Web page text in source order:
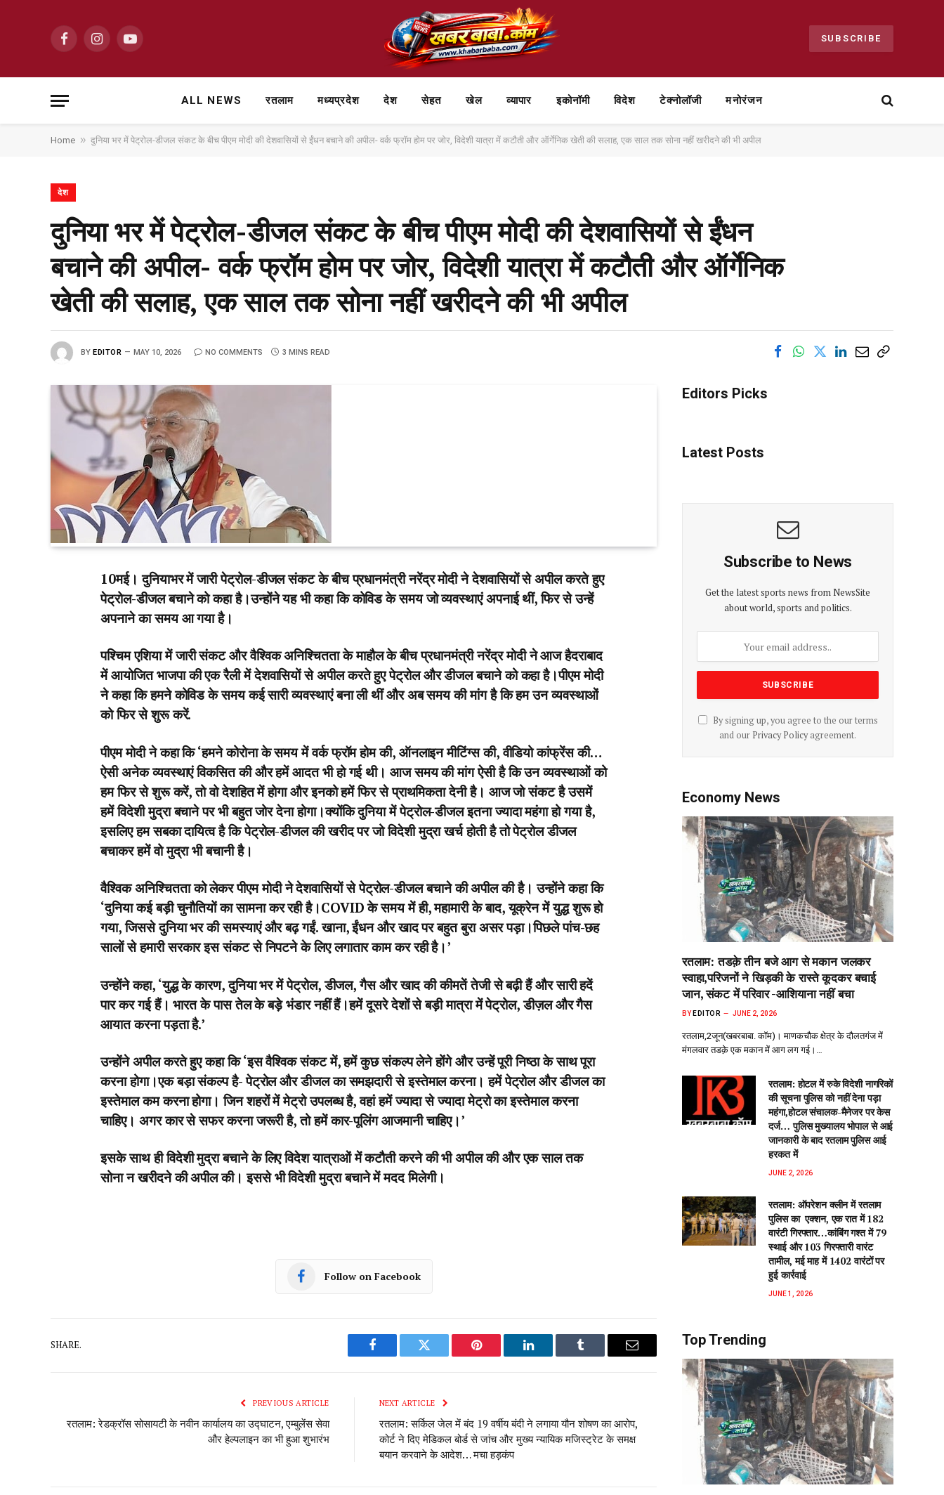
FacebookInstagramYouTube SUBSCRIBE
ALL NEWS रतलाम मध्यप्रदेश देश सेहत खेल व्यापार ⁠इकोनॉमी विदेश टेक्नोलॉजी मनोरंजन
Home » दुनिया भर में पेट्रोल-डीजल संकट के बीच पीएम मोदी की देशवासियों से ईंधन बचाने की अपील- वर्क फ्रॉम होम पर जोर, विदेशी यात्रा में कटौती और ऑर्गेनिक खेती की सलाह, एक साल तक सोना नहीं खरीदने की भी अपील
देश
दुनिया भर में पेट्रोल-डीजल संकट के बीच पीएम मोदी की देशवासियों से ईंधन
बचाने की अपील- वर्क फ्रॉम होम पर जोर, विदेशी यात्रा में कटौती और ऑर्गेनिक
खेती की सलाह, एक साल तक सोना नहीं खरीदने की भी अपील
BY EDITOR MAY 10, 2026 NO COMMENTS 3 MINS READ
10मई। दुनियाभर में जारी पेट्रोल-डीजल संकट के बीच प्रधानमंत्री नरेंद्र मोदी ने देशवासियों से अपील करते हुए
पेट्रोल-डीजल बचाने को कहा है।उन्होंने यह भी कहा कि कोविड के समय जो व्यवस्थाएं अपनाई थीं, फिर से उन्हें
अपनाने का समय आ गया है।
पश्चिम एशिया में जारी संकट और वैश्विक अनिश्चितता के माहौल के बीच प्रधानमंत्री नरेंद्र मोदी ने आज हैदराबाद
में आयोजित भाजपा की एक रैली में देशवासियों से अपील करते हुए पेट्रोल और डीजल बचाने को कहा है।पीएम मोदी
ने कहा कि हमने कोविड के समय कई सारी व्यवस्थाएं बना ली थीं और अब समय की मांग है कि हम उन व्यवस्थाओं
को फिर से शुरू करें.
पीएम मोदी ने कहा कि ‘हमने कोरोना के समय में वर्क फ्रॉम होम की, ऑनलाइन मीटिंग्स की, वीडियो कांफ्रेंस की…
ऐसी अनेक व्यवस्थाएं विकसित की और हमें आदत भी हो गई थी। आज समय की मांग ऐसी है कि उन व्यवस्थाओं को
हम फिर से शुरू करें, तो वो देशहित में होगा और इनको हमें फिर से प्राथमिकता देनी है। आज जो संकट है उसमें
हमें विदेशी मुद्रा बचाने पर भी बहुत जोर देना होगा।क्योंकि दुनिया में पेट्रोल-डीजल इतना ज्यादा महंगा हो गया है,
इसलिए हम सबका दायित्व है कि पेट्रोल-डीजल की खरीद पर जो विदेशी मुद्रा खर्च होती है तो पेट्रोल डीजल
बचाकर हमें वो मुद्रा भी बचानी है।
वैश्विक अनिश्चितता को लेकर पीएम मोदी ने देशवासियों से पेट्रोल-डीजल बचाने की अपील की है। उन्होंने कहा कि
‘दुनिया कई बड़ी चुनौतियों का सामना कर रही है।COVID के समय में ही, महामारी के बाद, यूक्रेन में युद्ध शुरू हो
गया, जिससे दुनिया भर की समस्याएं और बढ़ गईं. खाना, ईंधन और खाद पर बहुत बुरा असर पड़ा।पिछले पांच-छह
सालों से हमारी सरकार इस संकट से निपटने के लिए लगातार काम कर रही है।’
उन्होंने कहा, ‘युद्ध के कारण, दुनिया भर में पेट्रोल, डीजल, गैस और खाद की कीमतें तेजी से बढ़ी हैं और सारी हदें
पार कर गई हैं। भारत के पास तेल के बड़े भंडार नहीं हैं।हमें दूसरे देशों से बड़ी मात्रा में पेट्रोल, डीज़ल और गैस
आयात करना पड़ता है.’
उन्होंने अपील करते हुए कहा कि ‘इस वैश्विक संकट में, हमें कुछ संकल्प लेने होंगे और उन्हें पूरी निष्ठा के साथ पूरा
करना होगा।एक बड़ा संकल्प है- पेट्रोल और डीजल का समझदारी से इस्तेमाल करना। हमें पेट्रोल और डीजल का
इस्तेमाल कम करना होगा। जिन शहरों में मेट्रो उपलब्ध है, वहां हमें ज्यादा से ज्यादा मेट्रो का इस्तेमाल करना
चाहिए। अगर कार से सफर करना जरूरी है, तो हमें कार-पूलिंग आजमानी चाहिए।’
इसके साथ ही विदेशी मुद्रा बचाने के लिए विदेश यात्राओं में कटौती करने की भी अपील की और एक साल तक
सोना न खरीदने की अपील की। इससे भी विदेशी मुद्रा बचाने में मदद मिलेगी।
Follow on Facebook
SHARE.
Facebook Twitter Pinterest LinkedIn Tumblr Email
PREVIOUS ARTICLE
रतलाम: रेडक्रॉस सोसायटी के नवीन कार्यालय का उद्घाटन, एम्बुलेंस सेवा
और हेल्पलाइन का भी हुआ शुभारंभ
NEXT ARTICLE
रतलाम: सर्किल जेल में बंद 19 वर्षीय बंदी ने लगाया यौन शोषण का आरोप,
कोर्ट ने दिए मेडिकल बोर्ड से जांच और मुख्य न्यायिक मजिस्ट्रेट के समक्ष
बयान करवाने के आदेश… मचा हड़कंप
Editors Picks
Latest Posts
Subscribe to News
Get the latest sports news from NewsSite
about world, sports and politics.
By signing up, you agree to the our terms
and our Privacy Policyagreement.
Economy News
रतलाम: तडक़े तीन बजे आग से मकान जलकर
स्वाहा,परिजनों ने खिड़की के रास्ते कूदकर बचाई
जान, संकट में परिवार -आशियाना नहीं बचा
BY EDITOR JUNE 2, 2026
रतलाम,2जून(खबरबाबा. कॉम)। माणकचौक क्षेत्र के दौलतगंज में
मंगलवार तडक़े एक मकान में आग लग गई।…
रतलाम: होटल में रुके विदेशी नागरिकों
की सूचना पुलिस को नहीं देना पड़ा
महंगा,होटल संचालक-मैनेजर पर केस
दर्ज… पुलिस मुख्यालय भोपाल से आई
जानकारी के बाद रतलाम पुलिस आई
हरकत में
JUNE 2, 2026
रतलाम: ऑपरेशन क्लीन‌ में रतलाम
पुलिस का एक्शन, एक रात में 182
वारंटी गिरफ्तार…कांबिंग गश्त में 79
स्थाई और 103 गिरफ्तारी वारंट
तामील, मई माह में 1402 वारंटों पर
हुई कार्रवाई
JUNE 1, 2026
Top Trending